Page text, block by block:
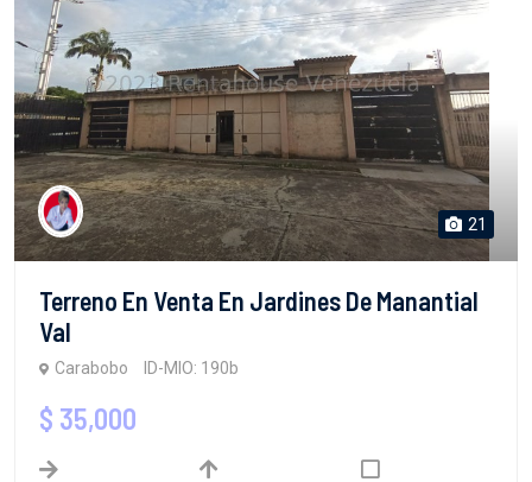
21
Terreno En Venta En Jardines De Manantial
Val
Carabobo ID-MIO: 190b
$ 35,000